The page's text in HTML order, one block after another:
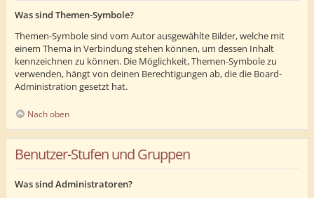
Was sind Themen-Symbole?
Themen-Symbole sind vom Autor ausgewählte Bilder, welche mit
einem Thema in Verbindung stehen können, um dessen Inhalt
kennzeichnen zu können. Die Möglichkeit, Themen-Symbole zu
verwenden, hängt von deinen Berechtigungen ab, die die Board-
Administration gesetzt hat.
Nach oben
Benutzer-Stufen und Gruppen
Was sind Administratoren?